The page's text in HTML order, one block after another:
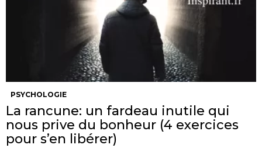
PSYCHOLOGIE
La rancune: un fardeau inutile qui
nous prive du bonheur (4 exercices
pour s’en libérer)